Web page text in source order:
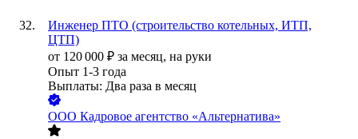
Инженер ПТО (строительство котельных, ИТП,
ЦТП)
от 120 000 ₽ за месяц, на руки
Опыт 1-3 года
Выплаты: Два раза в месяц
ООО Кадровое агентство «Альтернатива»